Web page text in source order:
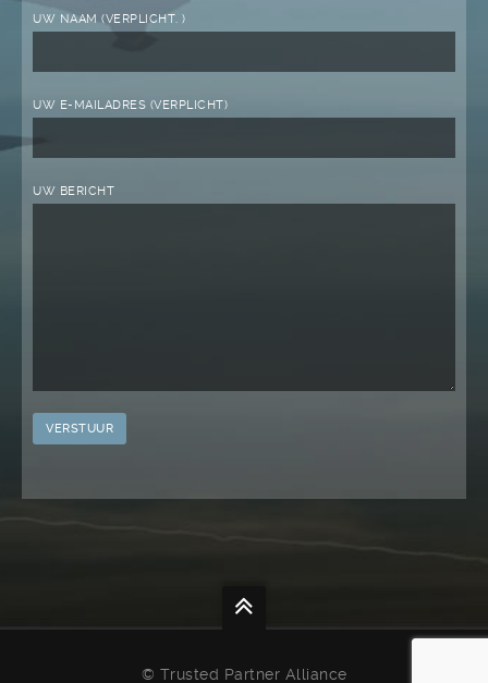
UW NAAM (VERPLICHT. )
UW E-MAILADRES (VERPLICHT)
UW BERICHT
© Trusted Partner Alliance